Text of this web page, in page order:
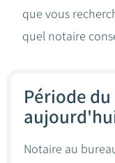
Le notaire
que vous
quel notaire
Période
Notaire au